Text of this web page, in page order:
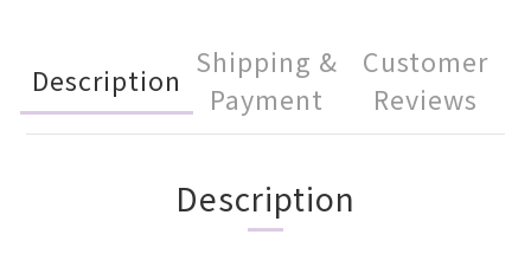
Description
Shipping &
Payment
Customer
Reviews
Description